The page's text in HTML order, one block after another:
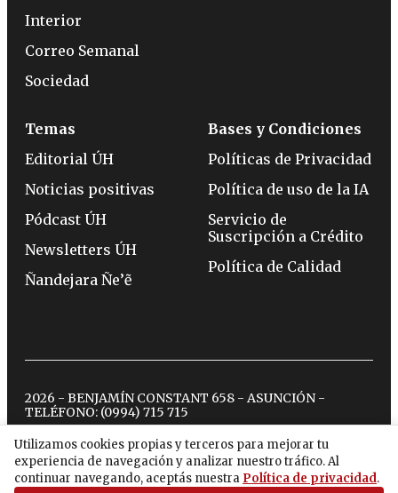
Utilizamos cookies propias y terceros para mejorar tu
experiencia de navegación y analizar nuestro tráfico. Al
continuar navegando, aceptás nuestra Política de privacidad.
Interior
Correo Semanal
Sociedad
Temas
Editorial ÚH
Noticias positivas
Pódcast ÚH
Newsletters ÚH
Ñandejara Ñe’ẽ
Bases y Condiciones
Políticas de Privacidad
Política de uso de la IA
Servicio de
Suscripción a Crédito
Política de Calidad
2026 - BENJAMÍN CONSTANT 658 - ASUNCIÓN -
TELÉFONO: (0994) 715 715
twitterinstagram
facebook
tiktokyoutubespotify